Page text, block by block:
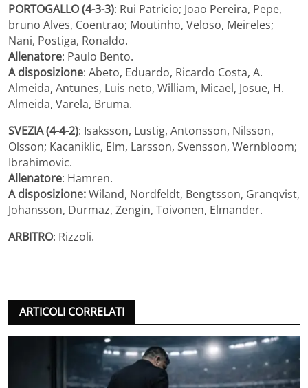
PORTOGALLO (4-3-3): Rui Patricio; Joao Pereira, Pepe,
bruno Alves, Coentrao; Moutinho, Veloso, Meireles;
Nani, Postiga, Ronaldo.
Allenatore: Paulo Bento.
A disposizione: Abeto, Eduardo, Ricardo Costa, A.
Almeida, Antunes, Luis neto, William, Micael, Josue, H.
Almeida, Varela, Bruma.
SVEZIA (4-4-2): Isaksson, Lustig, Antonsson, Nilsson,
Olsson; Kacaniklic, Elm, Larsson, Svensson, Wernbloom;
Ibrahimovic.
Allenatore: Hamren.
A disposizione:Wiland, Nordfeldt, Bengtsson, Granqvist,
Johansson, Durmaz, Zengin, Toivonen, Elmander.
ARBITRO: Rizzoli.
ARTICOLI CORRELATI